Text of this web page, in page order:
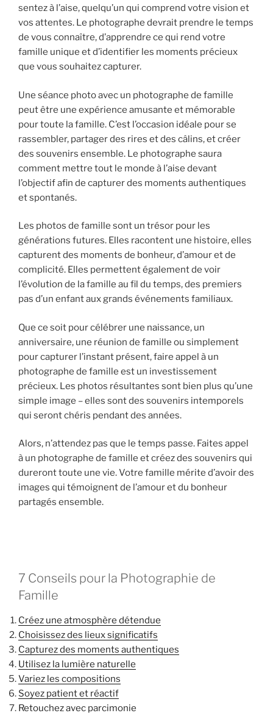
sentez à l’aise, quelqu’un qui comprend votre vision et
vos attentes. Le photographe devrait prendre le temps
de vous connaître, d’apprendre ce qui rend votre
famille unique et d’identifier les moments précieux
que vous souhaitez capturer.
Une séance photo avec un photographe de famille
peut être une expérience amusante et mémorable
pour toute la famille. C’est l’occasion idéale pour se
rassembler, partager des rires et des câlins, et créer
des souvenirs ensemble. Le photographe saura
comment mettre tout le monde à l’aise devant
l’objectif afin de capturer des moments authentiques
et spontanés.
Les photos de famille sont un trésor pour les
générations futures. Elles racontent une histoire, elles
capturent des moments de bonheur, d’amour et de
complicité. Elles permettent également de voir
l’évolution de la famille au fil du temps, des premiers
pas d’un enfant aux grands événements familiaux.
Que ce soit pour célébrer une naissance, un
anniversaire, une réunion de famille ou simplement
pour capturer l’instant présent, faire appel à un
photographe de famille est un investissement
précieux. Les photos résultantes sont bien plus qu’une
simple image – elles sont des souvenirs intemporels
qui seront chéris pendant des années.
Alors, n’attendez pas que le temps passe. Faites appel
à un photographe de famille et créez des souvenirs qui
dureront toute une vie. Votre famille mérite d’avoir des
images qui témoignent de l’amour et du bonheur
partagés ensemble.
7 Conseils pour la Photographie de
Famille
Créez une atmosphère détendue
Choisissez des lieux significatifs
Capturez des moments authentiques
Utilisez la lumière naturelle
Variez les compositions
Soyez patient et réactif
Retouchez avec parcimonie